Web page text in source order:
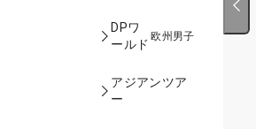
DPワ
ールド
欧州男子
アジアンツア
ー